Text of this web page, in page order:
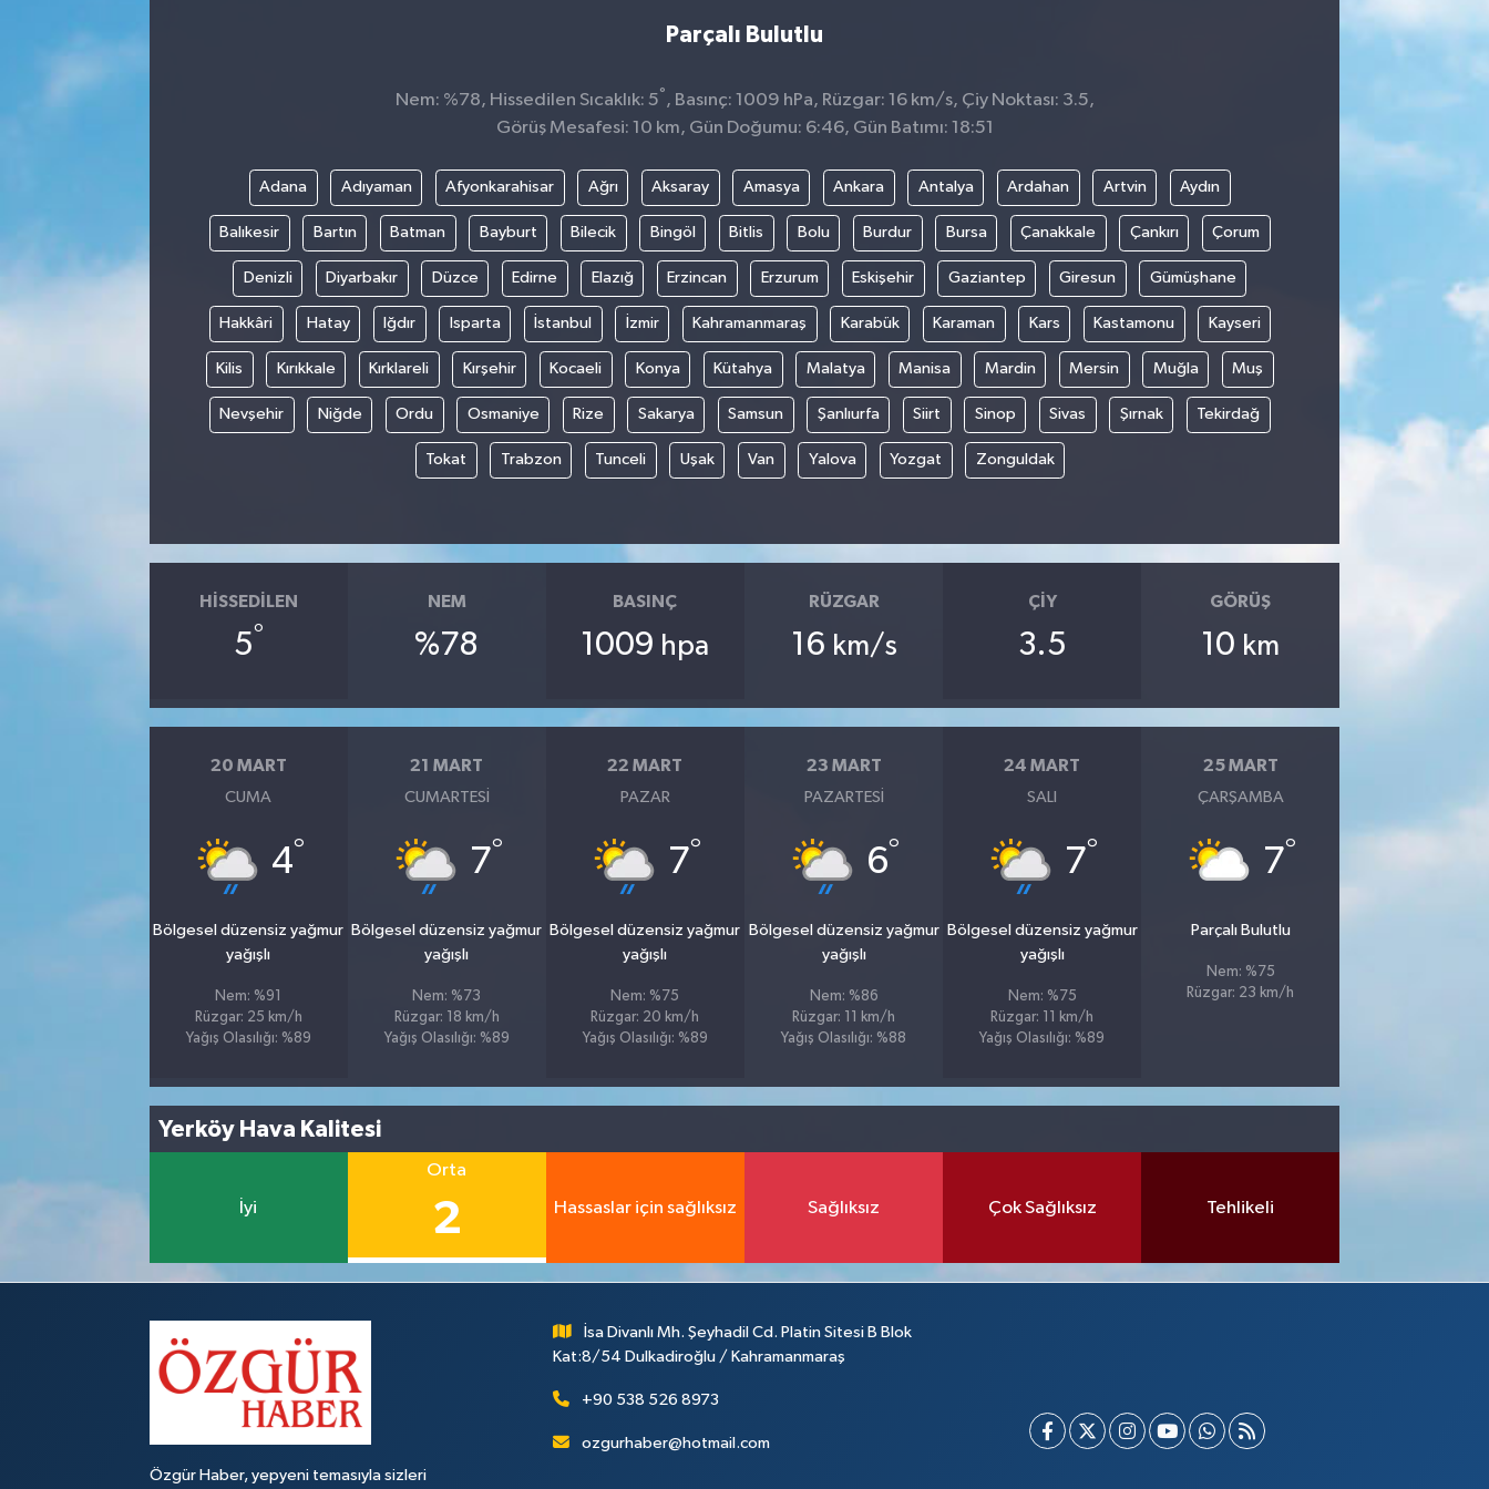
Parçalı Bulutlu
Nem: %78, Hissedilen Sıcaklık: 5° , Basınç: 1009 hPa, Rüzgar: 16 km/s, Çiy Noktası: 3.5,
Görüş Mesafesi: 10 km, Gün Doğumu: 6:46, Gün Batımı: 18:51
Adana Adıyaman Afyonkarahisar Ağrı Aksaray Amasya Ankara Antalya Ardahan Artvin Aydın
Balıkesir Bartın Batman Bayburt Bilecik Bingöl Bitlis Bolu Burdur Bursa Çanakkale Çankırı Çorum
Denizli Diyarbakır Düzce Edirne Elazığ Erzincan Erzurum Eskişehir Gaziantep Giresun Gümüşhane
Hakkâri Hatay Iğdır Isparta İstanbul İzmir Kahramanmaraş Karabük Karaman Kars Kastamonu Kayseri
Kilis Kırıkkale Kırklareli Kırşehir Kocaeli Konya Kütahya Malatya Manisa Mardin Mersin Muğla Muş
Nevşehir Niğde Ordu Osmaniye Rize Sakarya Samsun Şanlıurfa Siirt Sinop Sivas Şırnak Tekirdağ
Tokat Trabzon Tunceli Uşak Van Yalova Yozgat Zonguldak
HISSEDILEN
5°
NEM
%78
BASINÇ
1009 hpa
RÜZGAR
16 km/s
ÇIY
3.5
GÖRÜŞ
10 km
20 MART
CUMA
4°
Bölgesel düzensiz yağmur
yağışlı
Nem: %91
Rüzgar: 25 km/h
Yağış Olasılığı: %89
21 MART
CUMARTESI
7°
Bölgesel düzensiz yağmur
yağışlı
Nem: %73
Rüzgar: 18 km/h
Yağış Olasılığı: %89
22 MART
PAZAR
7°
Bölgesel düzensiz yağmur
yağışlı
Nem: %75
Rüzgar: 20 km/h
Yağış Olasılığı: %89
23 MART
PAZARTESI
6°
Bölgesel düzensiz yağmur
yağışlı
Nem: %86
Rüzgar: 11 km/h
Yağış Olasılığı: %88
24 MART
SALI
7°
Bölgesel düzensiz yağmur
yağışlı
Nem: %75
Rüzgar: 11 km/h
Yağış Olasılığı: %89
25 MART
ÇARŞAMBA
7°
Parçalı Bulutlu
Nem: %75
Rüzgar: 23 km/h
Yerköy Hava Kalitesi
İyi
Orta
2 Hassaslar için sağlıksız Sağlıksız Çok Sağlıksız Tehlikeli
Özgür Haber, yepyeni temasıyla sizleri
İsa Divanlı Mh. Şeyhadil Cd. Platin Sitesi B Blok
Kat:8/54 Dulkadiroğlu / Kahramanmaraş
+90 538 526 8973
ozgurhaber@hotmail.com